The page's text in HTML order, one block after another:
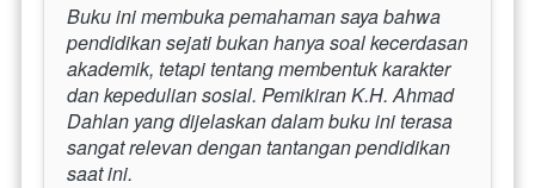
Buku ini membuka pemahaman saya bahwa
pendidikan sejati bukan hanya soal kecerdasan
akademik, tetapi tentang membentuk karakter
dan kepedulian sosial. Pemikiran K.H. Ahmad
Dahlan yang dijelaskan dalam buku ini terasa
sangat relevan dengan tantangan pendidikan
saat ini.